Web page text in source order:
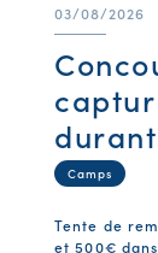
03/08/2026
Camps
Tente de
et 500€